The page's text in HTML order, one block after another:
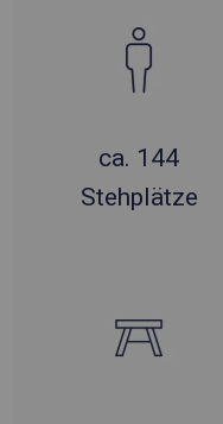
ca. 144
Stehplätze